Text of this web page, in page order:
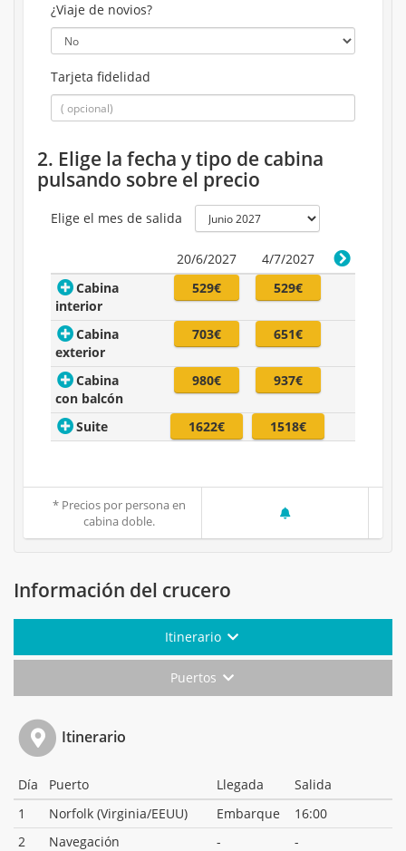
¿Viaje de novios?
Tarjeta fidelidad
2. Elige la fecha y tipo de cabina
pulsando sobre el precio
Elige el mes de salida
20/6/2027
4/7/2027
Cabina
interior
529€ 529€
Cabina
exterior
703€ 651€
Cabina
con balcón
980€ 937€
Suite 1622€ 1518€
* Precios por persona en
cabina doble.
Información del crucero
Itinerario
Puertos
Itinerario
Día Puerto Llegada
Salida
1
Norfolk (Virginia/EEUU) Embarque
16:00
2
Navegación -
-